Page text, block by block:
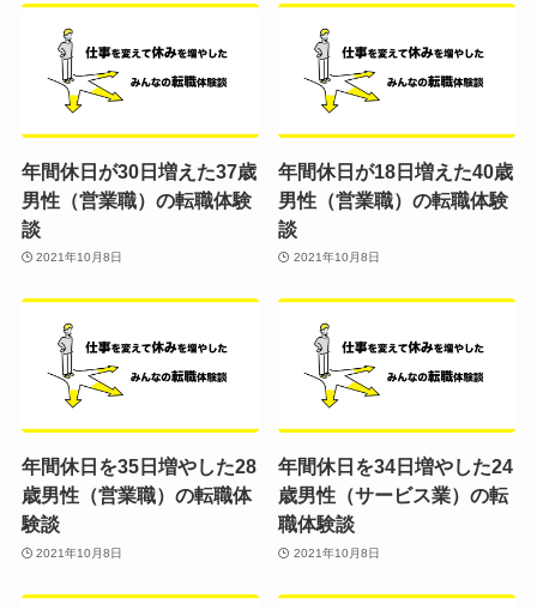
年間休日が30日増えた37歳
男性（営業職）の転職体験
談
2021年10月8日
年間休日が18日増えた40歳
男性（営業職）の転職体験
談
2021年10月8日
年間休日を35日増やした28
歳男性（営業職）の転職体
験談
2021年10月8日
年間休日を34日増やした24
歳男性（サービス業）の転
職体験談
2021年10月8日